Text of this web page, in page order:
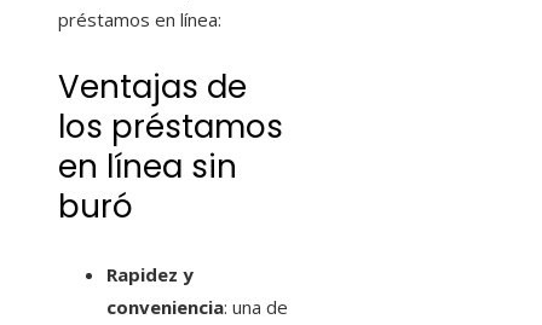
préstamos en línea:
Ventajas de
los préstamos
en línea sin
buró
Rapidez y
conveniencia: una de